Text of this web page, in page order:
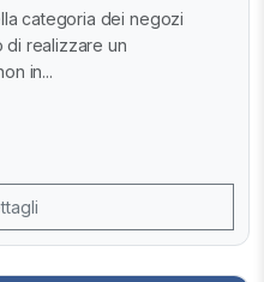
categoria dei negozi
di realizzare un
in...